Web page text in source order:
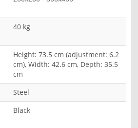
40 kg
Height: 73.5 cm (adjustment: 6.2
cm), Width: 42.6 cm, Depth: 35.5
cm
Steel
Black